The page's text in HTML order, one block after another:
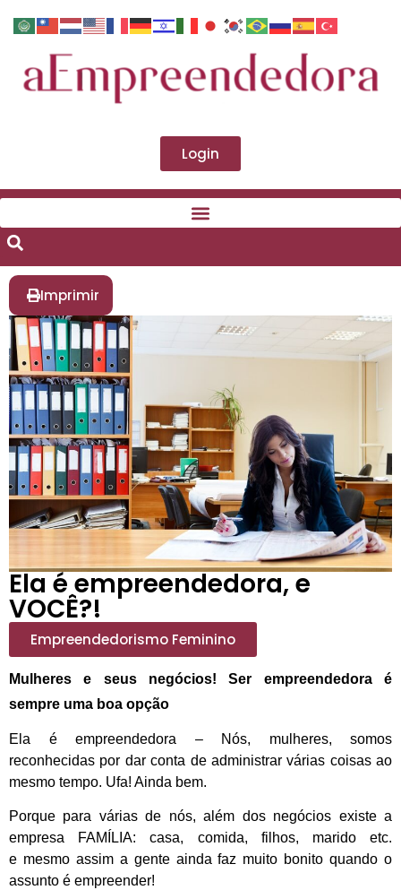
Login
Imprimir
Ela é empreendedora, e
VOCÊ?!
Empreendedorismo Feminino
Mulheres e seus negócios! Ser empreendedora é
sempre uma boa opção
Ela é empreendedora – Nós, mulheres, somos
reconhecidas por dar conta de administrar várias coisas ao
mesmo tempo. Ufa! Ainda bem.
Porque para várias de nós, além dos negócios existe a
empresa FAMÍLIA: casa, comida, filhos, marido etc.
e mesmo assim a gente ainda faz muito bonito quando o
assunto é empreender!